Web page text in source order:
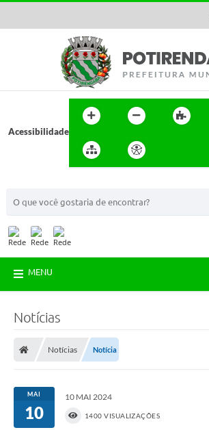
Acessibilidade
MENU
Notícias
Notícias Notícia
MAI
10
10 MAI 2024
1400 VISUALIZAÇÕES